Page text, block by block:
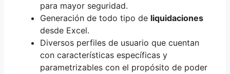
para mayor seguridad.
Generación de todo tipo de liquidaciones
desde Excel.
Diversos perfiles de usuario que cuentan
con características específicas y
parametrizables con el propósito de poder